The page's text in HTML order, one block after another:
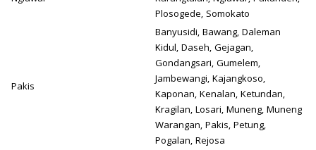
Plosogede, Somokato
Pakis
Banyusidi, Bawang, Daleman
Kidul, Daseh, Gejagan,
Gondangsari, Gumelem,
Jambewangi, Kajangkoso,
Kaponan, Kenalan, Ketundan,
Kragilan, Losari, Muneng, Muneng
Warangan, Pakis, Petung,
Pogalan, Rejosa